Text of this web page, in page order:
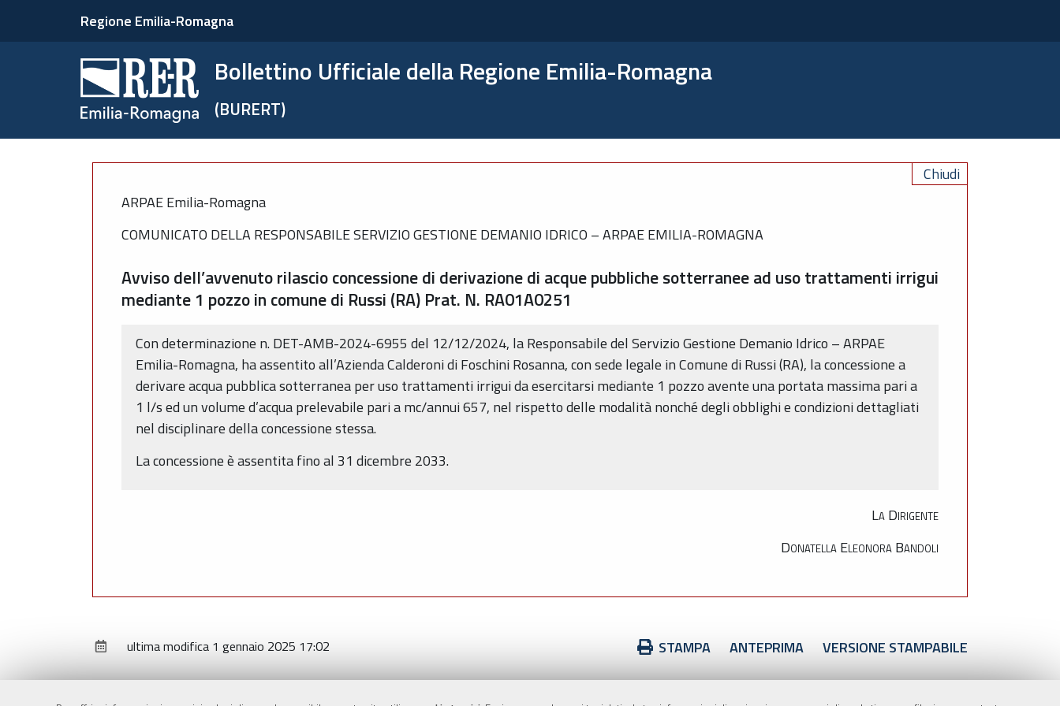
Regione Emilia-Romagna
Bollettino Ufficiale della Regione Emilia-Romagna
(BURERT)
Chiudi
ARPAE Emilia-Romagna
COMUNICATO DELLA RESPONSABILE SERVIZIO GESTIONE DEMANIO IDRICO – ARPAE EMILIA-ROMAGNA
Avviso dell’avvenuto rilascio concessione di derivazione di acque pubbliche sotterranee ad uso trattamenti irrigui
mediante 1 pozzo in comune di Russi (RA) Prat. N. RA01A0251
Con determinazione n. DET-AMB-2024-6955 del 12/12/2024, la Responsabile del Servizio Gestione Demanio Idrico – ARPAE
Emilia-Romagna, ha assentito all’Azienda Calderoni di Foschini Rosanna, con sede legale in Comune di Russi (RA), la concessione a
derivare acqua pubblica sotterranea per uso trattamenti irrigui da esercitarsi mediante 1 pozzo avente una portata massima pari a
1 l/s ed un volume d’acqua prelevabile pari a mc/annui 657, nel rispetto delle modalità nonché degli obblighi e condizioni dettagliati
nel disciplinare della concessione stessa.
La concessione è assentita fino al 31 dicembre 2033.
La Dirigente
Donatella Eleonora Bandoli
Azioni
sul
STAMPA ANTEPRIMA VERSIONE STAMPABILE
ultima modifica 1 gennaio 2025 17:02